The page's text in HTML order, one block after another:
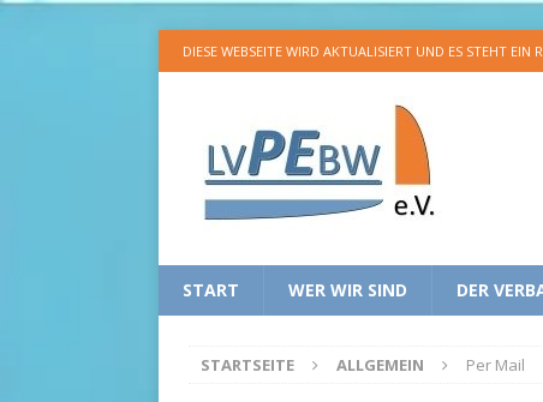
DIESE WEBSEITE WIRD AKTUALISIERT UND ES STEHT EIN
START WER WIR SIND DER
STARTSEITE ALLGEMEIN Per Mail